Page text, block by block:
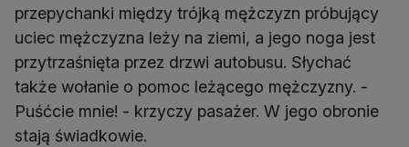
przepychanki między trójką mężczyzn próbujący
uciec mężczyzna leży na ziemi, a jego noga jest
przytrzaśnięta przez drzwi autobusu. Słychać
także wołanie o pomoc leżącego mężczyzny. -
Puśćcie mnie! - krzyczy pasażer. W jego obronie
stają świadkowie.